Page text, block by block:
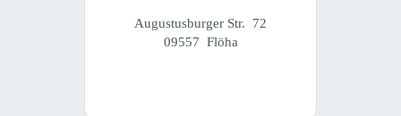
Augustusburger Str. 72
09557 Flöha